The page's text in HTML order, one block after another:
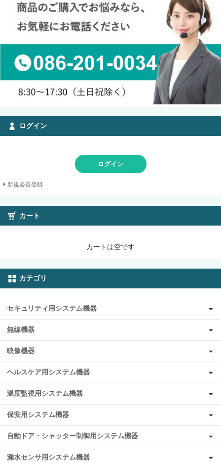
ログイン
ログイン
新規会員登録
カート
カートは空です
カテゴリ
セキュリティ用システム機器
無線機器
映像機器
ヘルスケア用システム機器
温度監視用システム機器
保安用システム機器
自動ドア・シャッター制御用システム機器
漏水センサ用システム機器